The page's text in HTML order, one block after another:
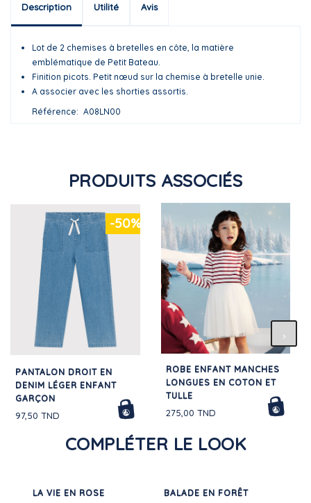
Description Utilité Avis
Lot de 2 chemises à bretelles en côte, la matière
emblématique de Petit Bateau.
Finition picots. Petit nœud sur la chemise à bretelle unie.
A associer avec les shorties assortis.
Référence
A08LN00
PRODUITS ASSOCIÉS
-50%
PANTALON DROIT EN
DENIM LÉGER ENFANT
GARÇON
97,50 TND
ROBE ENFANT MANCHES
LONGUES EN COTON ET
TULLE
275,00 TND
COMPLÉTER LE LOOK
LA VIE EN ROSE BALADE EN FORÊT